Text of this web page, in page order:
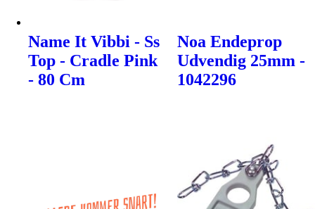
Name It Vibbi - Ss
Top - Cradle Pink
- 80 Cm
Noa Endeprop
Udvendig 25mm -
1042296